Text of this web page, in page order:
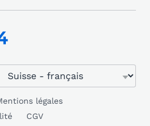
légales
CGV